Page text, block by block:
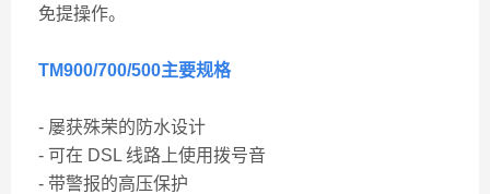
免提操作。
TM900/700/500主要规格
- 屡获殊荣的防水设计
- 可在 DSL 线路上使用拨号音
- 带警报的高压保护